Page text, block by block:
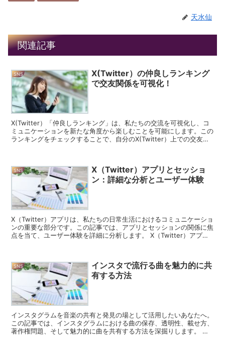
天水仙
関連記事
SNS
X(Twitter）の仲良しランキング
で交友関係を可視化！
X(Twitter）「仲良しランキング」は、私たちの交流を可視化し、コ
ミュニケーションを新たな角度から楽しむことを可能にします。この
ランキングをチェックすることで、自分のX(Twitter）上での交友関
SNS
X（Twitter）アプリとセッショ
ン：詳細な分析とユーザー体験
X（Twitter）アプリは、私たちの日常生活におけるコミュニケーショ
ンの重要な部分です。この記事では、アプリとセッションの関係に焦
点を当て、ユーザー体験を詳細に分析します。 X（Twitter）アプリ
SNS
インスタで流行る曲を魅力的に共
有する方法
インスタグラムを音楽の共有と発見の場として活用したいあなたへ。
この記事では、インスタグラムにおける曲の保存、透明性、載せ方、
著作権問題、そして魅力的に曲を共有する方法を深掘りします。 イ